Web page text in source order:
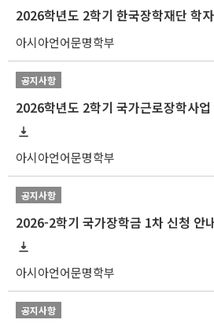
아시아언어문명학부
공지사항
아시아언어문명학부
공지사항
2026-2학기 국가장학금 1차 신청
아시아언어문명학부
공지사항